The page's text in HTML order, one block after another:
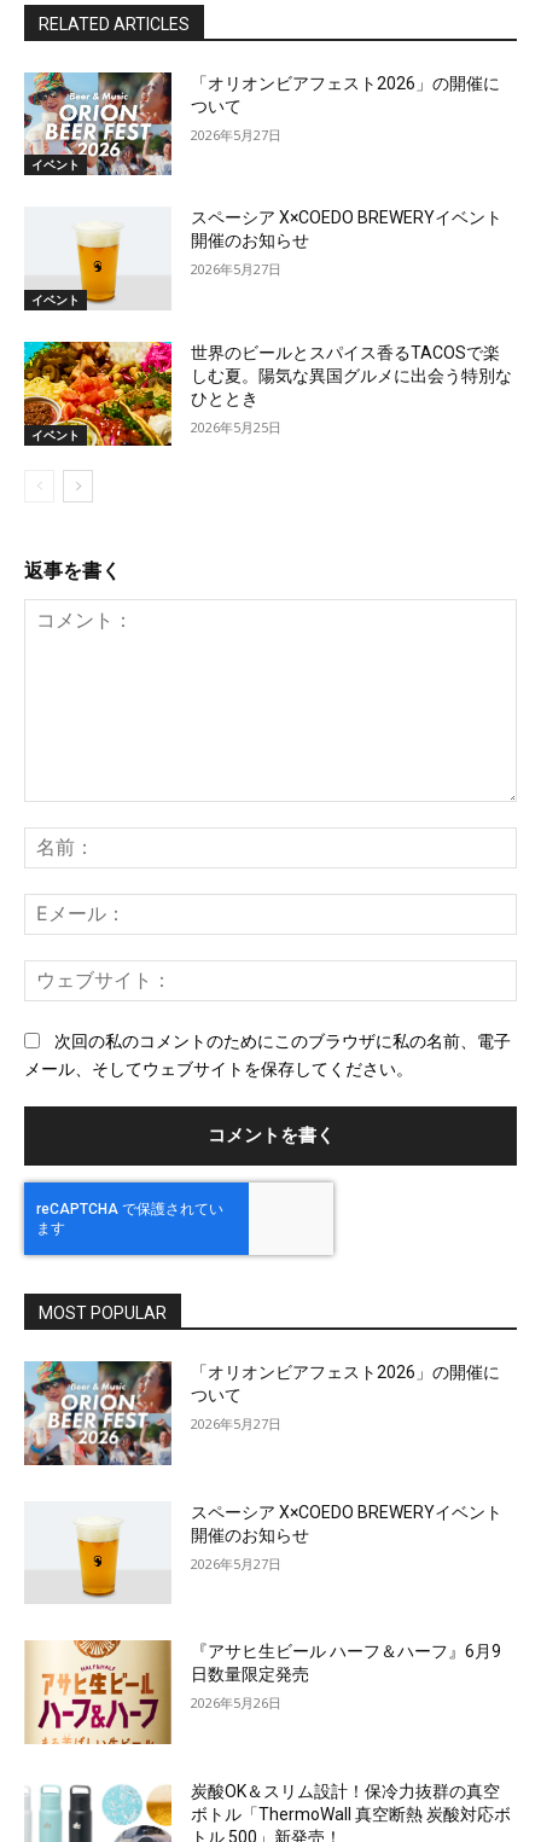
RELATED ARTICLES
イベント
「オリオンビアフェスト2026」の開催に
ついて
2026年5月27日
イベント
スペーシア X×COEDO BREWERYイベント
開催のお知らせ
2026年5月27日
イベント
世界のビールとスパイス香るTACOSで楽
しむ夏。陽気な異国グルメに出会う特別な
ひととき
2026年5月25日
返事を書く
ン
ト：
前
メ
ー
ェ
次回の私のコメントのためにこのブラウザに私の名前、電子
メール、そしてウェブサイトを保存してください。
MOST POPULAR
「オリオンビアフェスト2026」の開催に
ついて
2026年5月27日
スペーシア X×COEDO BREWERYイベント
開催のお知らせ
2026年5月27日
『アサヒ生ビール ハーフ＆ハーフ』6月9
日数量限定発売
2026年5月26日
炭酸OK＆スリム設計！保冷力抜群の真空
ボトル「ThermoWall 真空断熱 炭酸対応ボ
トル 500」新発売！